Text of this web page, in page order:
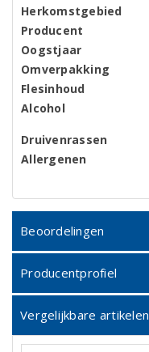
Herkomstgebied
Producent
Oogstjaar
Omverpakking
Flesinhoud
Alcohol
Druivenrassen
Allergenen
Beoordelingen
Producentprofiel
Vergelijkbare artikelen